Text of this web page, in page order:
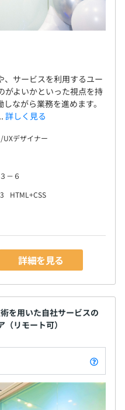
、サービスを利用するユー
がよいかといった視点を持
ながら業務を進めます。
詳しく見る
デザイナー
－６
HTML+CSS
詳細を見る
を用いた自社サービスの
リモート可）